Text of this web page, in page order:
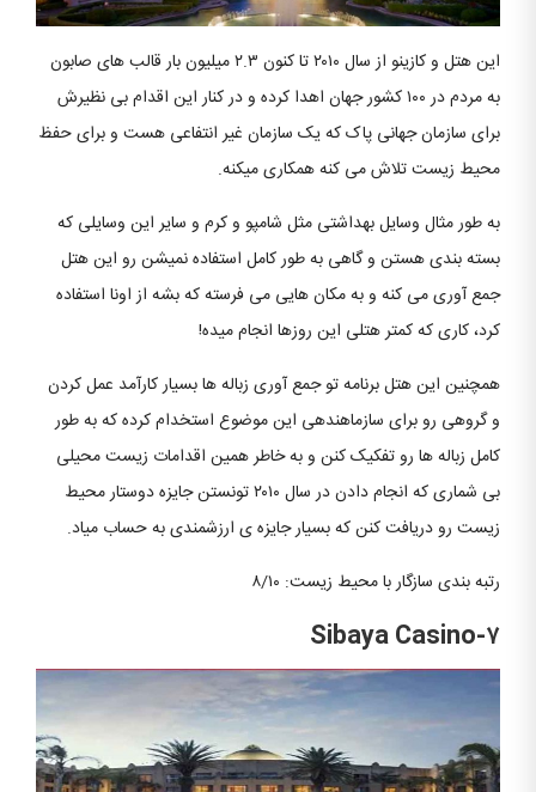
این هتل و کازینو از سال ۲۰۱۰ تا کنون ۲.۳ میلیون بار قالب های صابون
به مردم در ۱۰۰ کشور جهان اهدا کرده و در کنار این اقدام بی نظیرش
برای سازمان جهانی پاک که یک سازمان غیر انتفاعی هست و برای حفظ
محیط زیست تلاش می کنه همکاری میکنه.
به طور مثال وسایل بهداشتی مثل شامپو و کرم و سایر این وسایلی که
بسته بندی هستن و گاهی به طور کامل استفاده نمیشن رو این هتل
جمع آوری می کنه و به مکان هایی می فرسته که بشه از اونا استفاده
کرد، کاری که کمتر هتلی این روزها انجام میده!
همچنین این هتل برنامه تو جمع آوری زباله ها بسیار کارآمد عمل کردن
و گروهی رو برای سازماهندهی این موضوع استخدام کرده که به طور
کامل زباله ها رو تفکیک کنن و به خاطر همین اقدامات زیست محیلی
بی شماری که انجام دادن در سال ۲۰۱۰ تونستن جایزه دوستار محیط
زیست رو دریافت کنن که بسیار جایزه ی ارزشمندی به حساب میاد.
رتبه بندی سازگار با محیط زیست: ۸/۱۰
۷-Sibaya Casino